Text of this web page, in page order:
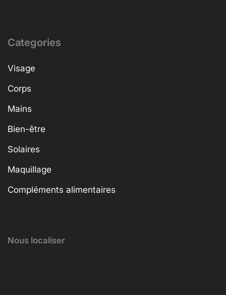
Categories
Visage
Corps
Mains
Bien-être
Solaires
Maquillage
Compléments alimentaires
Nous localiser